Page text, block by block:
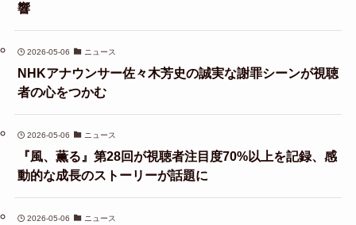
響
2026-05-06 ニュース
NHKアナウンサー佐々木芳史の誠実な謝罪シーンが視聴
者の心をつかむ
2026-05-06 ニュース
『風、薫る』第28回が視聴者注目度70%以上を記録、感
動的な成長のストーリーが話題に
2026-05-06 ニュース